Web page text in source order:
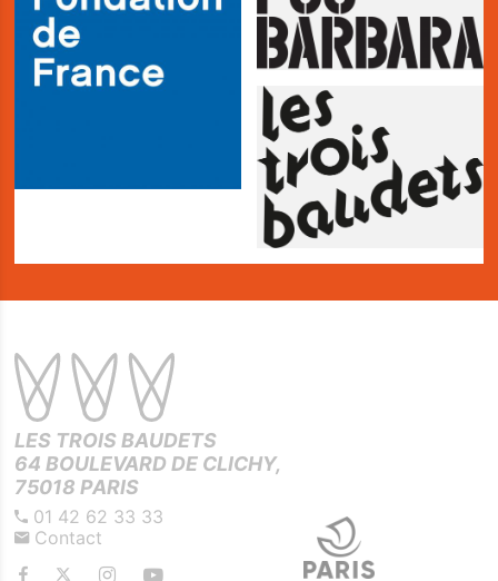
LES TROIS BAUDETS
64 BOULEVARD DE CLICHY,
75018 PARIS
01 42 62 33 33
Contact